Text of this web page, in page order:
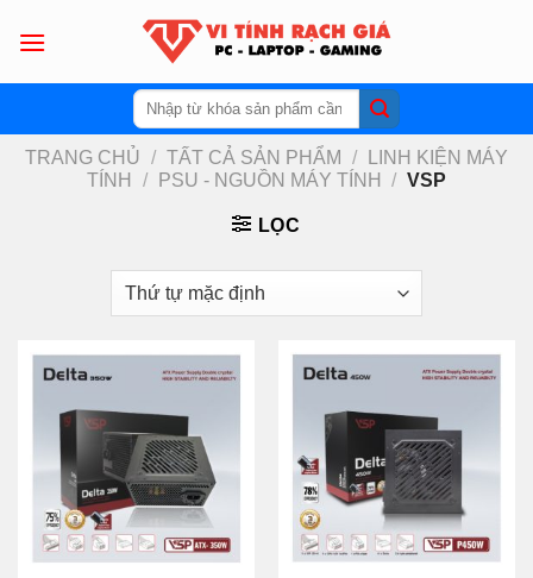
Tìm
kiếm:
TRANG CHỦ / TẤT CẢ SẢN PHẨM /
LINH KIỆN MÁY
TÍNH
/ PSU - NGUỒN MÁY TÍNH / VSP
LỌC